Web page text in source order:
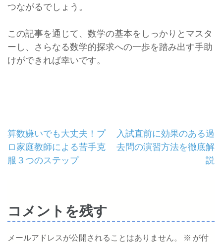
つながるでしょう。
この記事を通じて、数学の基本をしっかりとマスタ
ーし、さらなる数学的探求への一歩を踏み出す手助
けができれば幸いです。
投
稿
ゲ
ー
算数嫌いでも大丈夫！プ
ロ家庭教師による苦手克
服３つのステップ
入試直前に効果のある過
去問の演習方法を徹底解
説
コメントを残す
メールアドレスが公開されることはありません。 ※ が付